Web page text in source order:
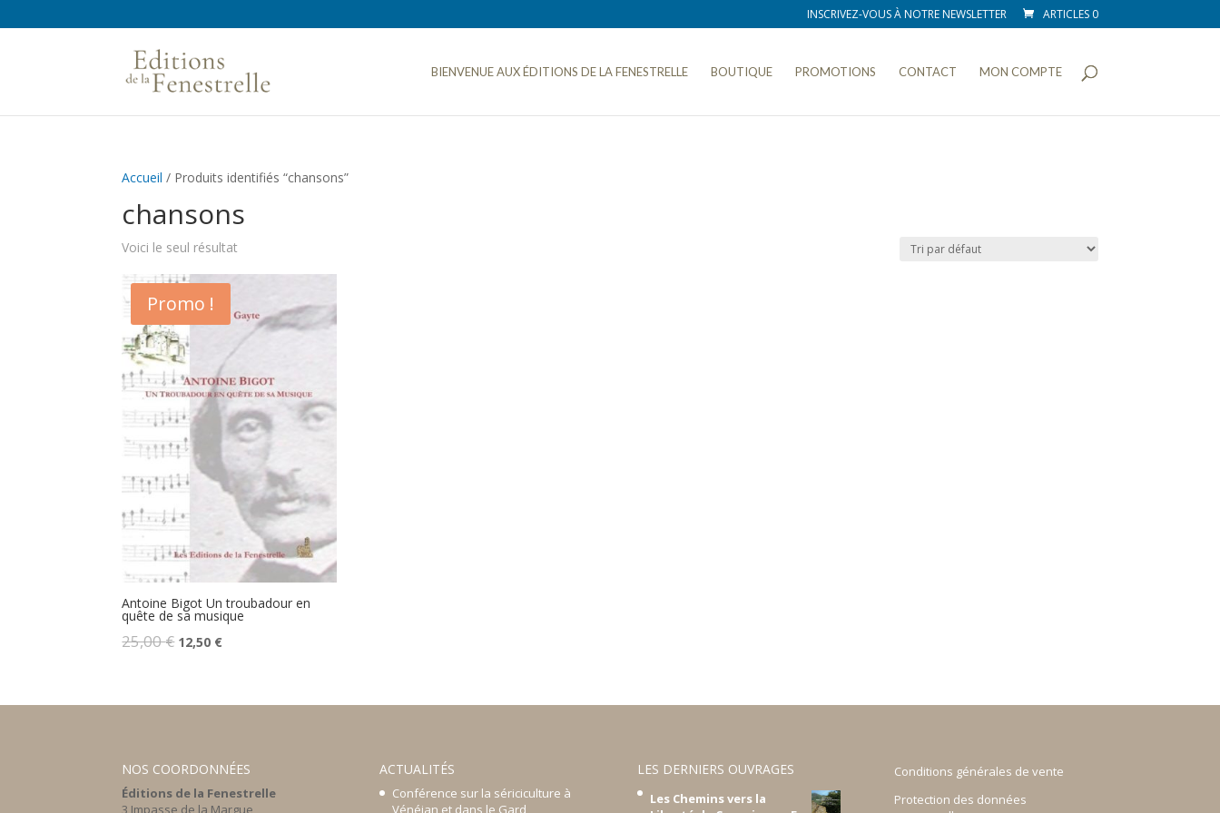
INSCRIVEZ-VOUS À NOTRE NEWSLETTER ARTICLES 0
BIENVENUE AUX ÉDITIONS DE LA FENESTRELLE BOUTIQUE PROMOTIONS CONTACT MON COMPTE
Accueil / Produits identifiés “chansons”
chansons
Voici le seul résultat
Promo !
Antoine Bigot Un troubadour en
quête de sa musique
25,00€ Le
12,50 €Le
NOS COORDONNÉES
Éditions de la Fenestrelle
3 Impasse de la Margue
ACTUALITÉS
Conférence sur la sériciculture à
Vénéjan et dans le Gard
LES DERNIERS OUVRAGES
Les Chemins vers la
Conditions générales de vente
Protection des données